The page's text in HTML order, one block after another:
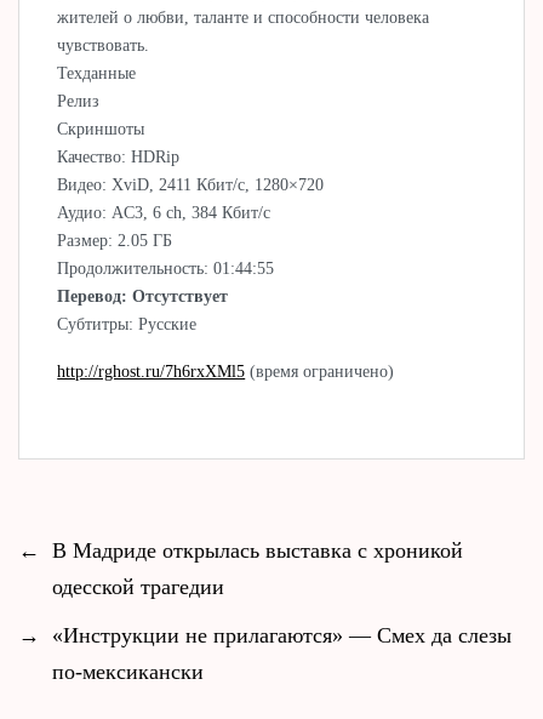
жителей о любви, таланте и способности человека
чувствовать.
Техданные
Релиз
Скриншоты
Качество: HDRip
Видео: XviD, 2411 Кбит/с, 1280×720
Аудио: AC3, 6 ch, 384 Кбит/с
Размер: 2.05 ГБ
Продолжительность: 01:44:55
Перевод: Отсутствует
Субтитры: Русские
http://rghost.ru/7h6rxXMl5 (время ограничено)
←
В Мадриде открылась выставка с хроникой
одесской трагедии
→
«Инструкции не прилагаются» — Смех да слезы
по-мексикански